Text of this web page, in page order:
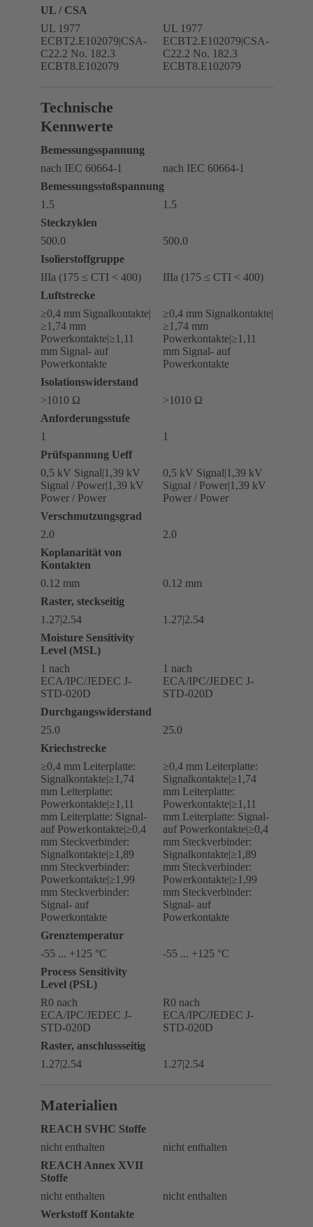
UL / CSA
UL 1977
ECBT2.E102079|CSA-
C22.2 No. 182.3
ECBT8.E102079
UL 1977
ECBT2.E102079|CSA-
C22.2 No. 182.3
ECBT8.E102079
Technische
Kennwerte
Bemessungsspannung
nach IEC 60664-1
nach IEC 60664-1
Bemessungsstoßspannung
1.5
1.5
Steckzyklen
500.0
500.0
Isolierstoffgruppe
IIIa (175 ≤ CTI < 400)
IIIa (175 ≤ CTI < 400)
Luftstrecke
≥0,4 mm Signalkontakte|
≥1,74 mm
Powerkontakte|≥1,11
mm Signal- auf
Powerkontakte
≥0,4 mm Signalkontakte|
≥1,74 mm
Powerkontakte|≥1,11
mm Signal- auf
Powerkontakte
Isolationswiderstand
>1010 Ω
>1010 Ω
Anforderungsstufe
1
1
Prüfspannung Ueff
0,5 kV Signal|1,39 kV
Signal / Power|1,39 kV
Power / Power
0,5 kV Signal|1,39 kV
Signal / Power|1,39 kV
Power / Power
Verschmutzungsgrad
2.0
2.0
Koplanarität von
Kontakten
0.12 mm
0.12 mm
Raster, steckseitig
1.27|2.54
1.27|2.54
Moisture Sensitivity
Level (MSL)
1 nach
ECA/IPC/JEDEC J-
STD-020D
1 nach
ECA/IPC/JEDEC J-
STD-020D
Durchgangswiderstand
25.0
25.0
Kriechstrecke
≥0,4 mm Leiterplatte:
Signalkontakte|≥1,74
mm Leiterplatte:
Powerkontakte|≥1,11
mm Leiterplatte: Signal-
auf Powerkontakte|≥0,4
mm Steckverbinder:
Signalkontakte|≥1,89
mm Steckverbinder:
Powerkontakte|≥1,99
mm Steckverbinder:
Signal- auf
Powerkontakte
≥0,4 mm Leiterplatte:
Signalkontakte|≥1,74
mm Leiterplatte:
Powerkontakte|≥1,11
mm Leiterplatte: Signal-
auf Powerkontakte|≥0,4
mm Steckverbinder:
Signalkontakte|≥1,89
mm Steckverbinder:
Powerkontakte|≥1,99
mm Steckverbinder:
Signal- auf
Powerkontakte
Grenztemperatur
-55 ... +125 °C
-55 ... +125 °C
Process Sensitivity
Level (PSL)
R0 nach
ECA/IPC/JEDEC J-
STD-020D
R0 nach
ECA/IPC/JEDEC J-
STD-020D
Raster, anschlussseitig
1.27|2.54
1.27|2.54
Materialien
REACH SVHC Stoffe
nicht enthalten
nicht enthalten
REACH Annex XVII
Stoffe
nicht enthalten
nicht enthalten
Werkstoff Kontakte